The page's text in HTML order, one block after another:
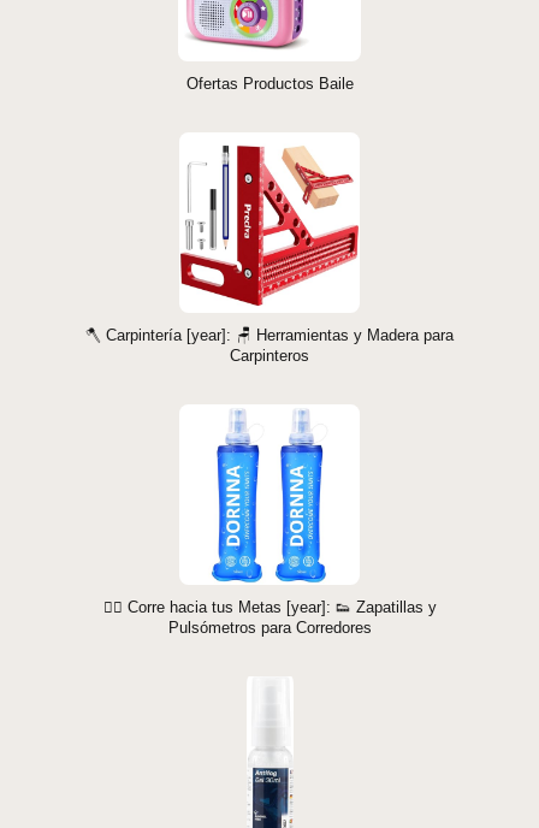
Ofertas Productos Baile
🪓 Carpintería [year]: 🪑 Herramientas y Madera para
Carpinteros
🏃‍♂️ Corre hacia tus Metas [year]: 👟 Zapatillas y
Pulsómetros para Corredores